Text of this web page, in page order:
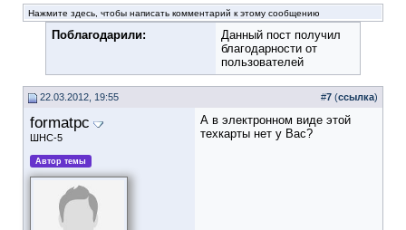
Нажмите здесь, чтобы написать комментарий к этому сообщению
Поблагодарили:
Данный пост получил
благодарности от
пользователей
22.03.2012, 19:55 #7 (ссылка)
formatpc
ШНС-5
Автор темы
А в электронном виде этой
техкарты нет у Вас?